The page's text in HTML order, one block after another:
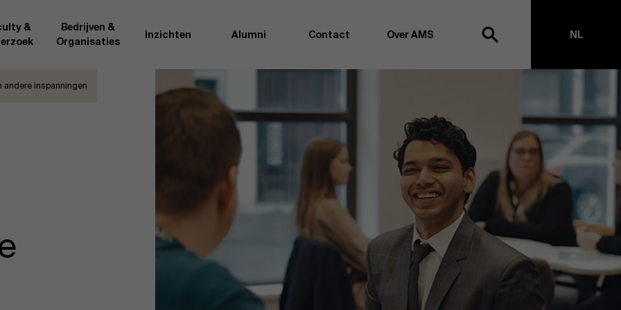
&
groep academici uit
ervaring geven zij
Als excellente managementschool willen wij koploper blijven op het vlak van
bedrijfsinnovatie en -transformatie. Dankzij ons uitgebreide
onderzoeksteam houden we de vinger aan de pols omtrent
bedrijfswetenschappen, management en organisatie. Dit doen we zowel
door nieuwe kennis te creëren via onderzoek als door samen met partners
effectieve veranderingen te realiseren. Onze ambitie is dan ook duidelijk:
Opening minds to impact the world”
. We doen dit vanuit drie kernwaarden:
een globale mindset, maatschappelijk bewustzijn en kritische reflectie.
Bedrijven &
Organisaties
Inzichten Alumni Contact Over AMS NL
andere inspanningen